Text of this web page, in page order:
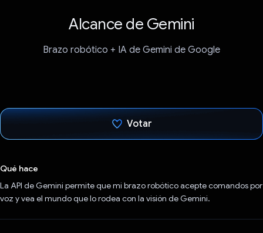
Alcance de Gemini
Brazo robótico + IA de Gemini de Google
Votar
Qué hace
La API de Gemini permite que mi brazo robótico acepte comandos por
voz y vea el mundo que lo rodea con la visión de Gemini.